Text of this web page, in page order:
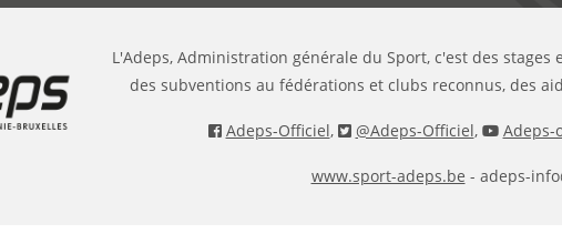
L'Adeps, Administration générale du Sport, c'est des
des subventions au fédérations et clubs reconnus, des
Adeps-Officiel, @Adeps-Officiel, Adeps-
www.sport-adeps.be - adeps-